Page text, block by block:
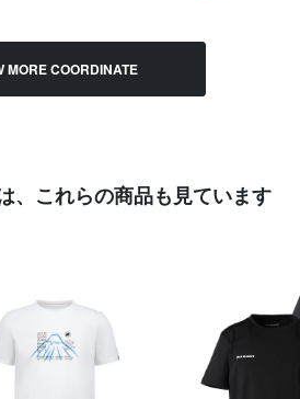
MORE COORDINATE
これらの商品も見ています